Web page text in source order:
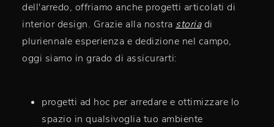
dell'arredo, offriamo anche progetti articolati di
interior design. Grazie alla nostra storiadi
pluriennale esperienza e dedizione nel campo,
oggi siamo in grado di assicurarti:
progetti ad hoc per arredare e ottimizzare lo
spazio in qualsivoglia tuo ambiente